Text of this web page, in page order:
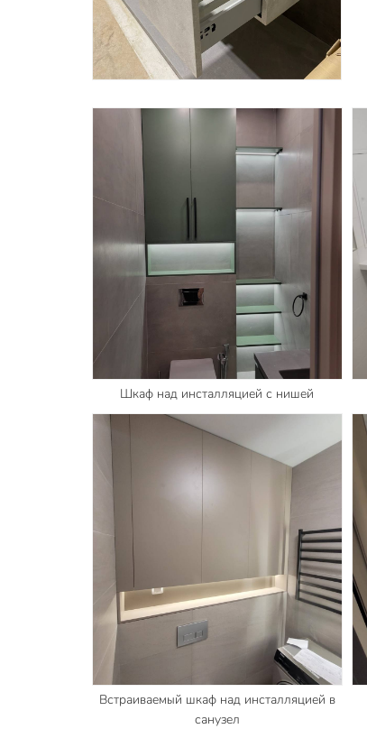
Шкаф над инсталляцией с нишей
Встраиваемый шкаф над инсталляцией в
санузел